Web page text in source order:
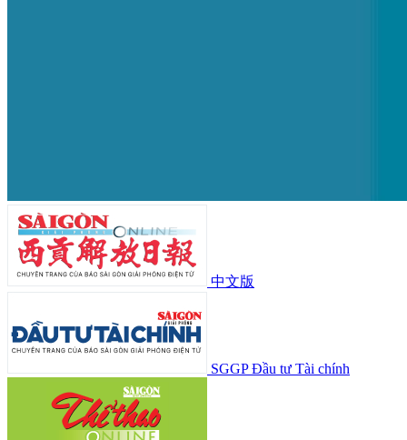
中文版
SGGP Đầu tư Tài chính